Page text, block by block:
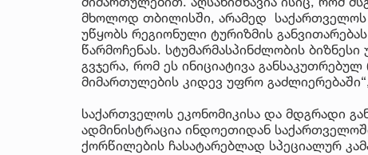
მხოლოდ თბილისში, არამედ საქართველოს
უწყობს რეგიონული ტურიზმის
წარმოჩენას. სტუმარმასპინძლობის
გვჯერა, რომ ეს ინიციატივა
მიმართულების კიდევ უფრო
საქართველოს ეკონომიკისა და მდგრადი
ადმინისტრაცია ინდოეთიდან
ქორწილების ჩასატარებლად სპეციალურ